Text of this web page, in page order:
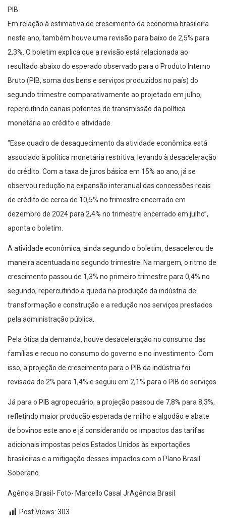
PIB
Em relação à estimativa de crescimento da economia brasileira
neste ano, também houve uma revisão para baixo de 2,5% para
2,3%. O boletim explica que a revisão está relacionada ao
resultado abaixo do esperado observado para o Produto Interno
Bruto (PIB, soma dos bens e serviços produzidos no país) do
segundo trimestre comparativamente ao projetado em julho,
repercutindo canais potentes de transmissão da política
monetária ao crédito e atividade.
“Esse quadro de desaquecimento da atividade econômica está
associado à política monetária restritiva, levando à desaceleração
do crédito. Com a taxa de juros básica em 15% ao ano, já se
observou redução na expansão interanual das concessões reais
de crédito de cerca de 10,5% no trimestre encerrado em
dezembro de 2024 para 2,4% no trimestre encerrado em julho”,
aponta o boletim.
A atividade econômica, ainda segundo o boletim, desacelerou de
maneira acentuada no segundo trimestre. Na margem, o ritmo de
crescimento passou de 1,3% no primeiro trimestre para 0,4% no
segundo, repercutindo a queda na produção da indústria de
transformação e construção e a redução nos serviços prestados
pela administração pública.
Pela ótica da demanda, houve desaceleração no consumo das
famílias e recuo no consumo do governo e no investimento. Com
isso, a projeção de crescimento para o PIB da indústria foi
revisada de 2% para 1,4% e seguiu em 2,1% para o PIB de serviços.
Já para o PIB agropecuário, a projeção passou de 7,8% para 8,3%,
refletindo maior produção esperada de milho e algodão e abate
de bovinos este ano e já considerando os impactos das tarifas
adicionais impostas pelos Estados Unidos às exportações
brasileiras e a mitigação desses impactos com o Plano Brasil
Soberano.
Agência Brasil- Foto- Marcello Casal JrAgência Brasil
Post Views: 303